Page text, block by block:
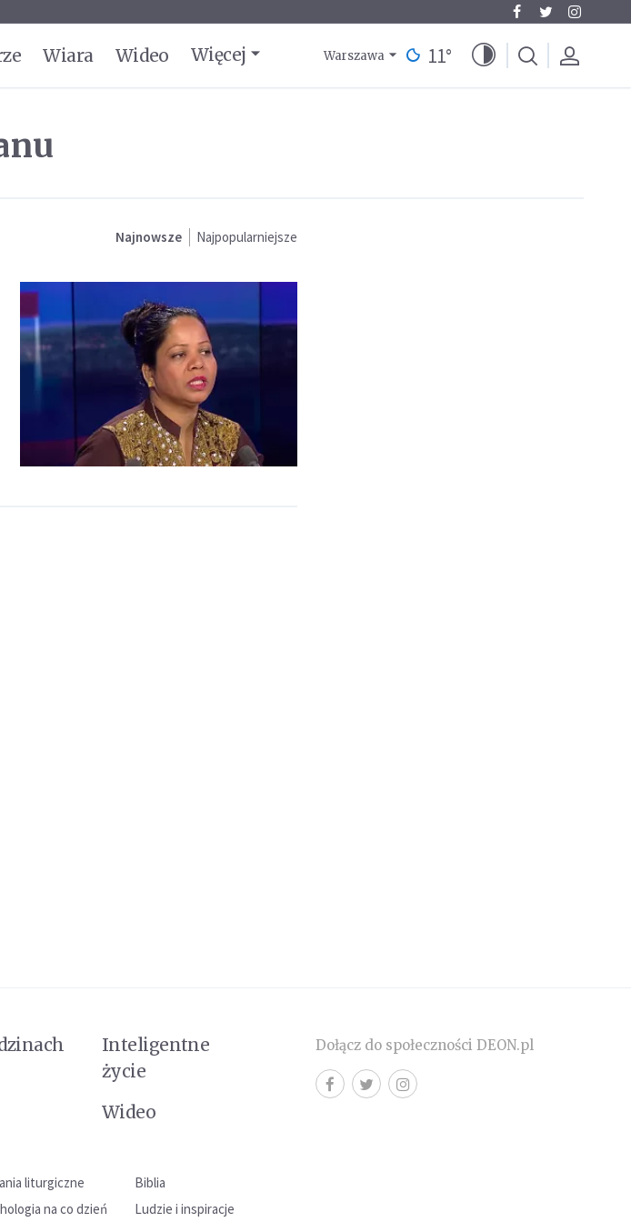
Wiara Wideo Więcej Warszawa 11°
Najnowsze Najpopularniejsze
Inteligentne
życie
Wideo
liturgiczne
Biblia
na co dzień Ludzie i inspiracje
Dołącz do społeczności DEON.pl